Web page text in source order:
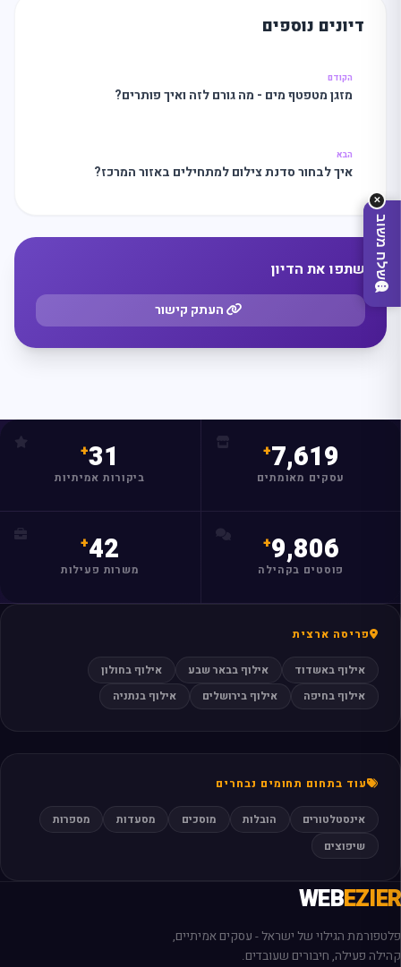
מהמחפשים
מצאו לי עסק
דיונים נוספים
הקודם
מזגן מטפטף מים - מה גורם לזה ואיך פותרים?
הבא
איך לבחור סדנת צילום למתחילים באזור המרכז?
שתפו את הדיון
העתק קישור
✕
שלח משוב
7,619
עסקים מאומתים
31
ביקורות אמיתיות
9,806
פוסטים בקהילה
42
משרות פעילות
פריסה ארצית
אילוף באשדוד אילוף בבאר שבע
אילוף בחולון
אילוף בחיפה
אילוף בירושלים אילוף בנתניה
עוד בתחום תחומים נבחרים
אינסטלטורים הובלות מוסכים מסעדות
מספרות
שיפוצים
WEBEZIER
פלטפורמת הגילוי של ישראל - עסקים אמיתיים,
קהילה פעילה, חיבורים שעובדים.